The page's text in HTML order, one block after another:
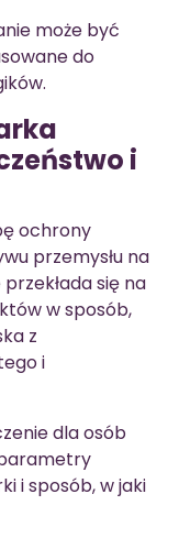
może być
do
i
ochrony
przemysłu na
się na
w sposób,
z
i
dla osób
i sposób, w jaki